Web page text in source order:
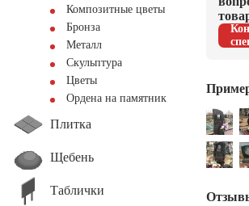
Композитные цветы
Бронза
Металл
Скульптура
Цветы
Ордена на памятник
Плитка
Щебень
Таблички